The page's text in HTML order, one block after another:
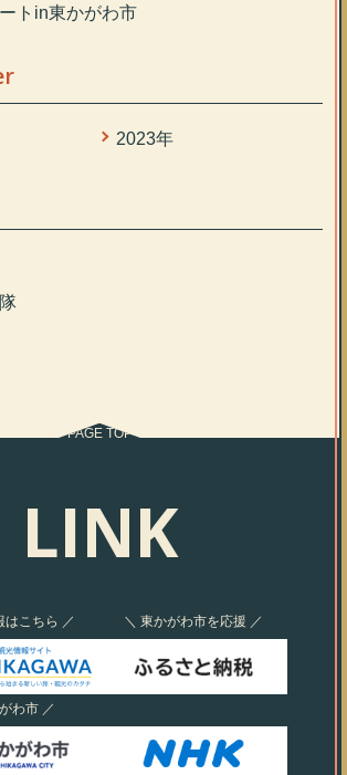
トin東かがわ市
2023年
PAGE TOP
LINK
はこちら ／ ＼ 東かがわ市を応援 ／
わ市 ／